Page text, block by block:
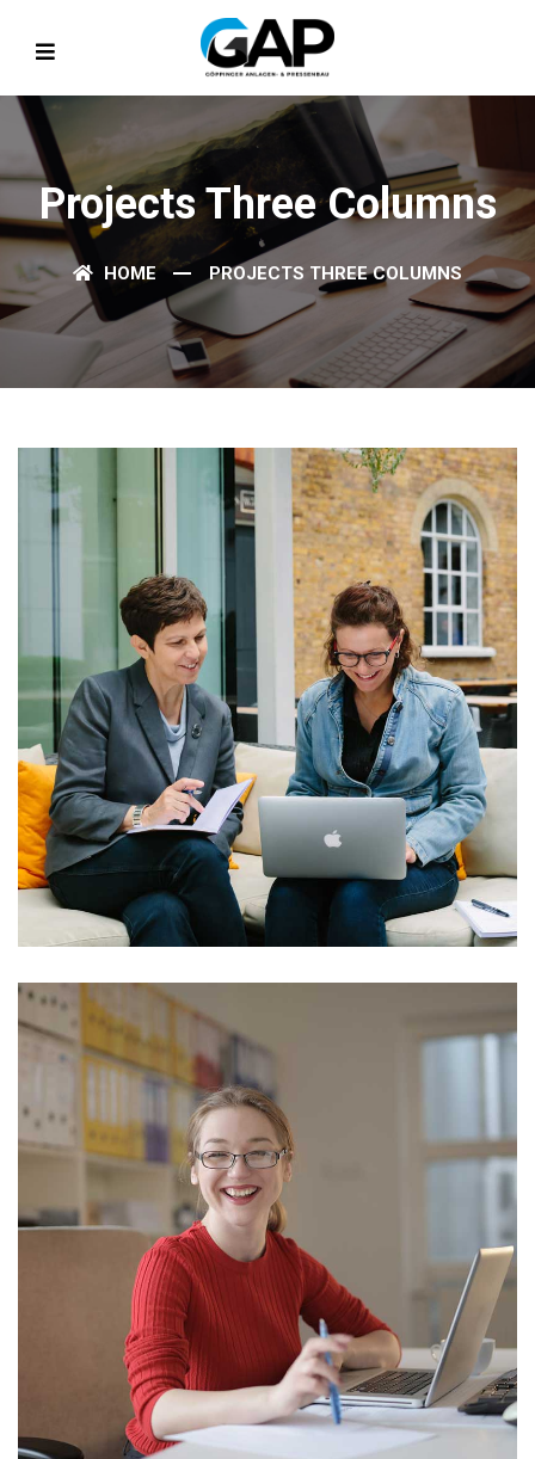
Projects Three Columns
HOME PROJECTS THREE COLUMNS